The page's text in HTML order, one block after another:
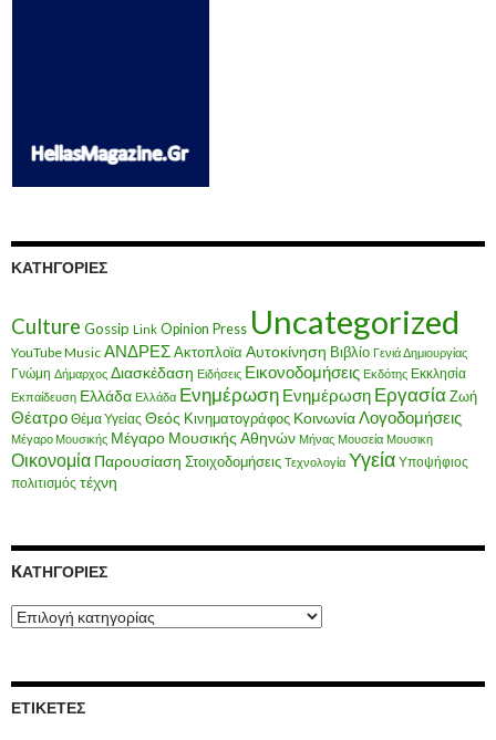
ΚΑΤΗΓΟΡΊΕΣ
Culture Gossip Link Opinion Press Uncategorized
YouTube Music ΑΝΔΡΕΣΑκτοπλοϊα Αυτοκίνηση Βιβλίο Γενιά Δημιουργίας
Γνώμη Δήμαρχος Διασκέδαση Ειδήσεις Εικονοδομήσεις Εκδότης Εκκλησία
Εκπαίδευση Ελλάδα Ελλάδα Ενημέρωση Ενημέρωση ΕργασίαΖωή
Θέατρο Θέμα Υγείας Θεός Κινηματογράφος ΚοινωνίαΛογοδομήσεις
Μέγαρο Μουσικής Μέγαρο Μουσικής Αθηνών Μήνας Μουσεία Μουσικη
Οικονομία Παρουσίαση Στοιχοδομήσεις Τεχνολογία Υγεία Υποψήφιος
πολιτισμός τέχνη
KΑΤΗΓΟΡΊΕΣ
Kατηγορίες
ΕΤΙΚΈΤΕΣ